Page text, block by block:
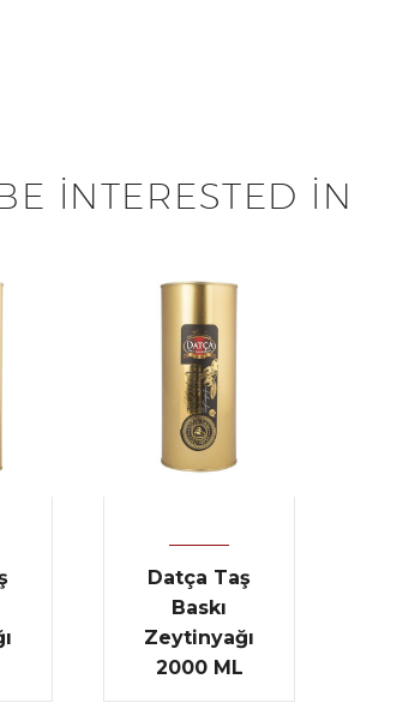
INTERESTED IN
Datça Taş
Baskı
Zeytinyağı
2000 ML